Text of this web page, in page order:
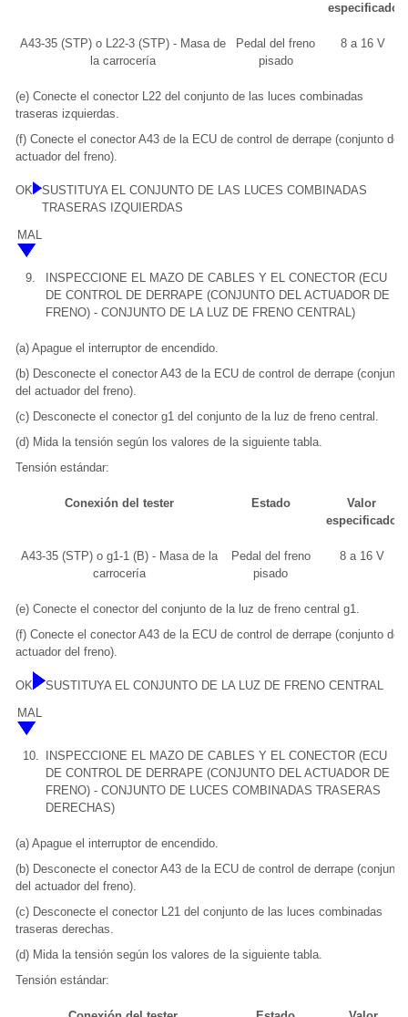
especificado
A43-35 (STP) o L22-3 (STP) - Masa de
la carrocería
Pedal del freno
pisado
8 a 16 V
(e) Conecte el conector L22 del conjunto de las luces combinadas
traseras izquierdas.
(f) Conecte el conector A43 de la ECU de control de derrape (conjunto del
actuador del freno).
OK
SUSTITUYA EL CONJUNTO DE LAS LUCES COMBINADAS
TRASERAS IZQUIERDAS
MAL
9.
INSPECCIONE EL MAZO DE CABLES Y EL CONECTOR (ECU
DE CONTROL DE DERRAPE (CONJUNTO DEL ACTUADOR DE
FRENO) - CONJUNTO DE LA LUZ DE FRENO CENTRAL)
(a) Apague el interruptor de encendido.
(b) Desconecte el conector A43 de la ECU de control de derrape (conjunto
del actuador del freno).
(c) Desconecte el conector g1 del conjunto de la luz de freno central.
(d) Mida la tensión según los valores de la siguiente tabla.
Tensión estándar:
Conexión del tester Estado
Valor
especificado
A43-35 (STP) o g1-1 (B) - Masa de la
carrocería
Pedal del freno
pisado
8 a 16 V
(e) Conecte el conector del conjunto de la luz de freno central g1.
(f) Conecte el conector A43 de la ECU de control de derrape (conjunto del
actuador del freno).
OK
SUSTITUYA EL CONJUNTO DE LA LUZ DE FRENO CENTRAL
MAL
10.
INSPECCIONE EL MAZO DE CABLES Y EL CONECTOR (ECU
DE CONTROL DE DERRAPE (CONJUNTO DEL ACTUADOR DE
FRENO) - CONJUNTO DE LUCES COMBINADAS TRASERAS
DERECHAS)
(a) Apague el interruptor de encendido.
(b) Desconecte el conector A43 de la ECU de control de derrape (conjunto
del actuador del freno).
(c) Desconecte el conector L21 del conjunto de las luces combinadas
traseras derechas.
(d) Mida la tensión según los valores de la siguiente tabla.
Tensión estándar: